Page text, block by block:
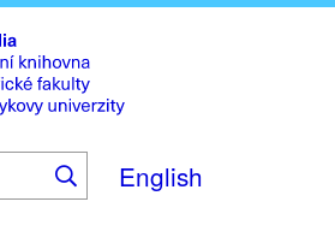
to
main
content
English